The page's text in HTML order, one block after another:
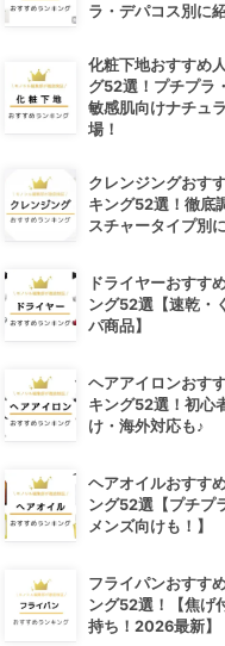
4位
récolte(レコルト)
3.73
¥8,800
ラ・デパコス別に
化粧下地おすすめ
グ52選！プチプラ
敏感肌向けナチュ
場！
クレンジングおす
キング52選！徹底
スチャータイプ別
ドライヤーおすす
ング52選【速乾・
パ商品】
ヘアアイロンおす
キング52選！初心
け・海外対応も♪
ヘアオイルおすす
ング52選【プチプ
メンズ向けも！】
フライパンおすす
ング52選！【焦げ
持ち！2026最新】